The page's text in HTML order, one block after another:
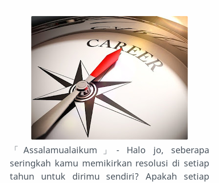
「Assalamualaikum」- Halo jo, seberapa
seringkah kamu memikirkan resolusi di setiap
tahun untuk dirimu sendiri? Apakah setiap